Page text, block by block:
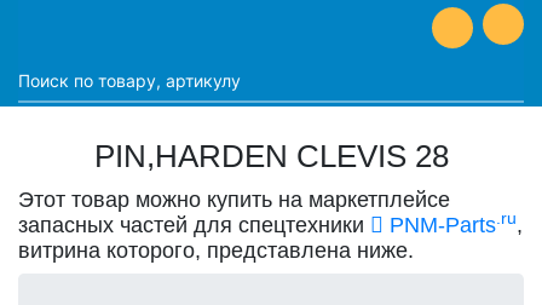
PIN,HARDEN CLEVIS 28
Этот товар можно купить на маркетплейсе
запасных частей для спецтехники
PNM-Parts.ru,
витрина которого, представлена ниже.